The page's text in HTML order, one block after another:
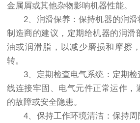
金属屑或其他杂物影响机器性能。
2、润滑保养：保持机器的润滑
制造商的建议，定期给机器的润滑
油或润滑脂，以减少磨损和摩擦
转。
3、定期检查电气系统：定期检
线连接牢固、电气元件正常运作，
的故障或安全隐患。
4、保持工作环境清洁：保持周